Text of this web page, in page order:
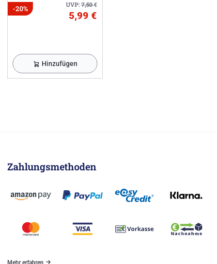
UVP:7,50€
-20%
5,99 €
Hinzufügen
Zahlungsmethoden
Mehr erfahren